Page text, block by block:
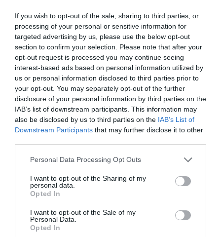
If you wish to opt-out of the sale, sharing to third parties, or
processing of your personal or sensitive information for
targeted advertising by us, please use the below opt-out
section to confirm your selection. Please note that after your
opt-out request is processed you may continue seeing
interest-based ads based on personal information utilized by
us or personal information disclosed to third parties prior to
your opt-out. You may separately opt-out of the further
disclosure of your personal information by third parties on the
IAB’s list of downstream participants. This information may
also be disclosed by us to third parties on the IAB’s List of
Downstream Participants that may further disclose it to other
Please note that this website/app uses one or more Google
not limited to your visit or usage behaviour. You may click to
grant or deny consent to Google and its third-party tags to
use your data for below specified purposes in below Google
consent section.
Personal Data Processing Opt Outs
I want to opt-out of the Sharing of my
personal data.
Opted In
I want to opt-out of the Sale of my
Personal Data.
Opted In
εκδηλώσεις όπως το «Rebrain Greece».
Επίσης, τόνισε ότι, το Ε.Β.Ε.Π. επενδύει
σταθερά στα επαγγέλματα του μέλλοντος
και στη διαμόρφωση ενός σύγχρονου και
ανθρωποκεντρικού εργασιακού
περιβάλλοντος, με στόχο την προσέλκυση
ταλαντούχων Ελλήνων του εξωτερικού και
τη διασύνδεση τους με τις ελληνικές
επιχειρήσεις. Στην προσπάθεια ανάπτυξης
του ελληνικού επιχειρείν και ενίσχυσης της
πρέπει να επενδύσουμε στην επιστροφή των
νέων μας, κάτι που επιθυμούν και εκείνοι
και επιβεβαιώνεται με την υψηλή
επισκεψιμότητα που κατέγραψε η